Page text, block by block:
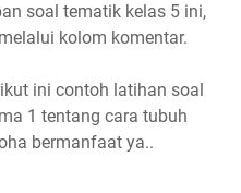
soal tematik kelas 5 ini,
kolom komentar.
ini contoh latihan soal
1 tentang cara tubuh
bermanfaat ya..